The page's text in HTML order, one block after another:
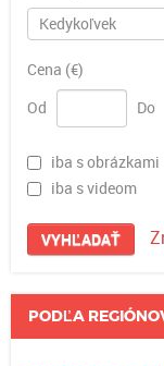
Cena (€)
Od
Do
iba s obrázkami
iba s videom
VYHĽADAŤ
PODĽA